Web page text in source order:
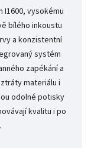
I1600, vysokému
bílého inkoustu
a konzistentní
systém
zapékání a
materiálu i
odolné potisky
kvalitu i po